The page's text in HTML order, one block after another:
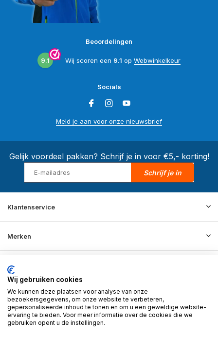
Beoordelingen
9.1 Wij scoren een 9.1 op Webwinkelkeur
Socials
Meld je aan voor onze nieuwsbrief
Gelijk voordeel pakken? Schrijf je in voor €5,- korting!
Schrijf je in
Klantenservice
Merken
Informatie
Contact
© 2026 BD Store - Theme By
Wij gebruiken cookies
We kunnen deze plaatsen voor analyse van onze
bezoekersgegevens, om onze website te verbeteren,
gepersonaliseerde inhoud te tonen en om u een geweldige website-
ervaring te bieden. Voor meer informatie over de cookies die we
gebruiken opent u de instellingen.